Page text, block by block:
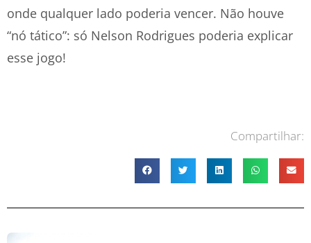
onde qualquer lado poderia vencer. Não houve
“nó tático”: só Nelson Rodrigues poderia explicar
esse jogo!
Compartilhar: